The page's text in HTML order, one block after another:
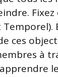
Fixez
ces
à